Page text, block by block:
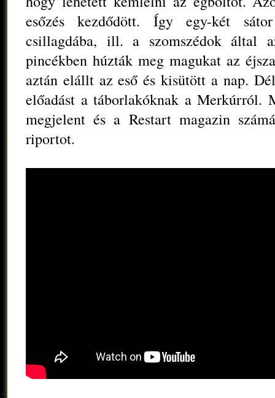
esőzés kezdődött. Így egy-két
csillagdába, ill. a szomszédok által
pincékben húzták meg magukat az
aztán elállt az eső és kisütött a nap.
előadást a táborlakóknak a Merkúrról.
megjelent és a Restart magazin
riportot.